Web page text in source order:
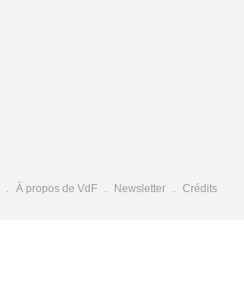
À propos de VdF Newsletter Crédits